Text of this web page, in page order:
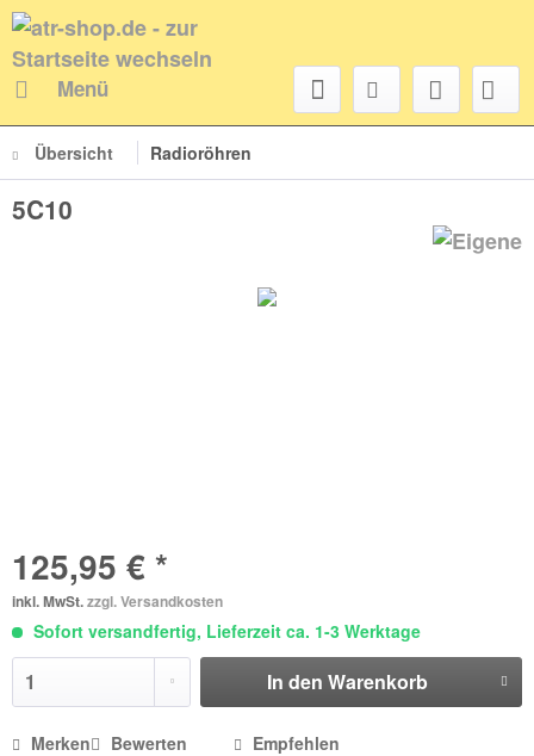
Menü
Übersicht Radioröhren
5C10
125,95 € *
inkl. MwSt.zzgl. Versandkosten
Sofort versandfertig, Lieferzeit ca. 1-3 Werktage
In den Warenkorb
Merken Bewerten Empfehlen